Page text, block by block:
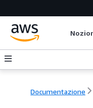
Documentazione